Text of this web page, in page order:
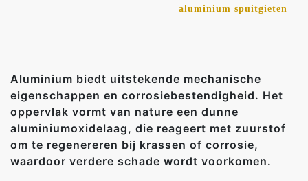
aluminium spuitgieten
Aluminium biedt uitstekende mechanische
eigenschappen en corrosiebestendigheid. Het
oppervlak vormt van nature een dunne
aluminiumoxidelaag, die reageert met zuurstof
om te regenereren bij krassen of corrosie,
waardoor verdere schade wordt voorkomen.